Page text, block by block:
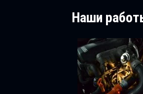
Наши